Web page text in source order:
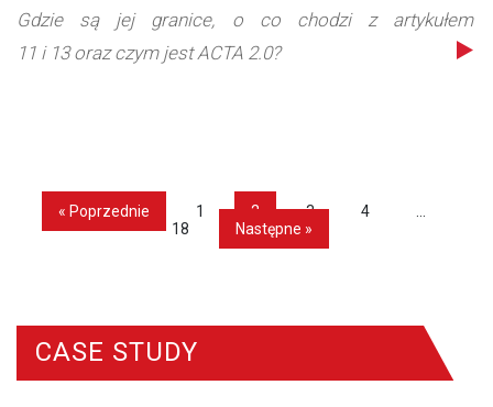
Gdzie są jej granice, o co chodzi z artykułem
11 i 13 oraz czym jest ACTA 2.0?
« Poprzednie 1 2 3 4
18
Następne »
CASE STUDY